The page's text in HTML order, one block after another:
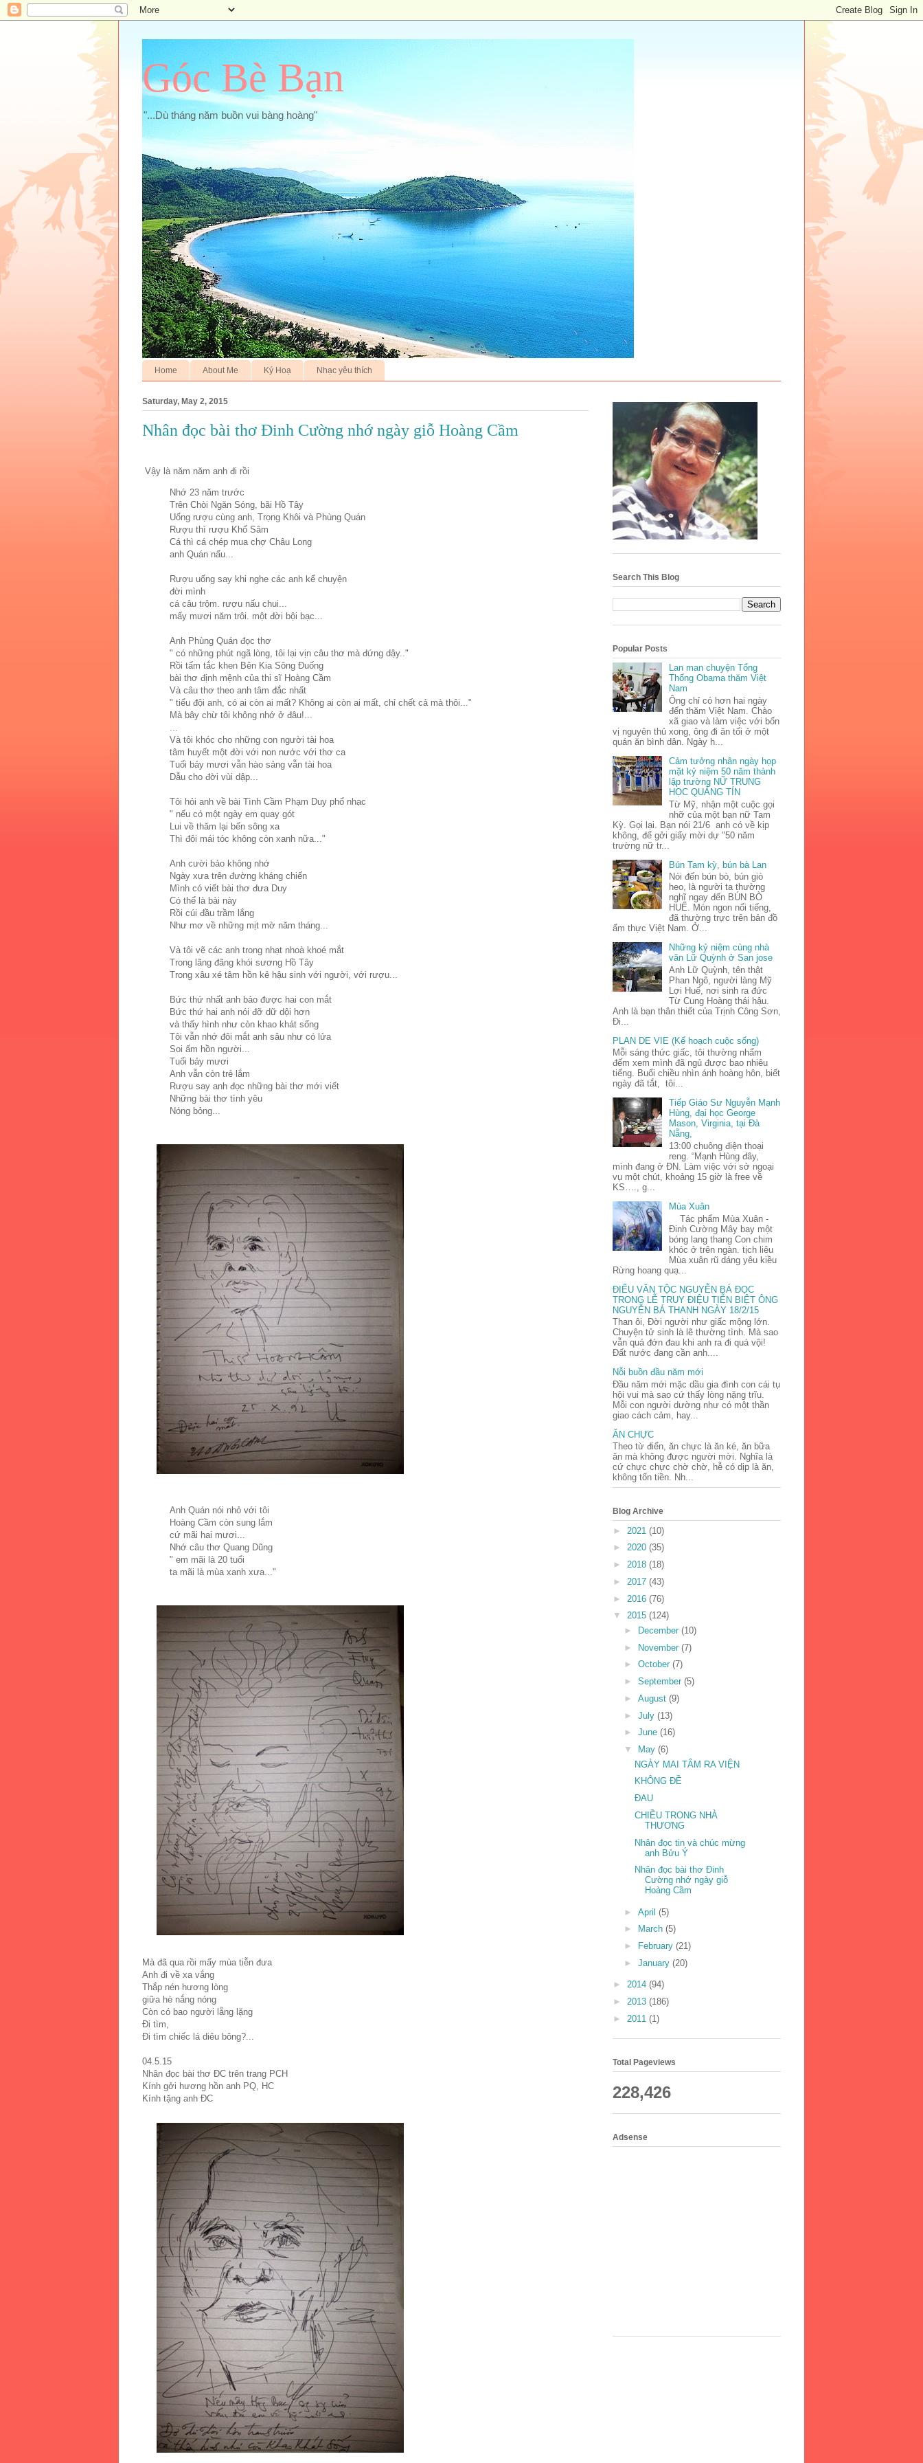
Góc Bè Bạn
"...Dù tháng năm buồn vui bàng hoàng"
Home About Me Ký Hoạ Nhạc yêu thích
Saturday, May 2, 2015
Nhân đọc bài thơ Đinh Cường nhớ ngày giỗ Hoàng Cầm
Vậy là năm năm anh đi rồi
Nhớ 23 năm trước
Trên Chòi Ngăn Sóng, bãi Hồ Tây
Uống rượu cùng anh, Trọng Khôi và Phùng Quán
Rượu thì rượu Khổ Sâm
Cá thì cá chép mua chợ Châu Long
anh Quán nấu...
Rượu uống say khi nghe các anh kể chuyện
đời mình
cá câu trộm. rượu nấu chui...
mấy mươi năm trôi. một đời bội bạc...
Anh Phùng Quán đọc thơ
" có những phút ngã lòng, tôi lại vịn câu thơ mà đứng dậy.."
Rồi tấm tắc khen Bên Kia Sông Đuống
bài thơ định mệnh của thi sĩ Hoàng Cầm
Và câu thơ theo anh tâm đắc nhất
" tiểu đội anh, có ai còn ai mất? Không ai còn ai mất, chỉ chết cả mà thôi..."
Mà bây chừ tôi không nhớ ở đâu!...
...
Và tôi khóc cho những con người tài hoa
tâm huyết một đời với non nước với thơ ca
Tuổi bảy mươi vẫn hào sảng vẫn tài hoa
Dẫu cho đời vùi dập...
Tôi hỏi anh về bài Tình Cầm Phạm Duy phổ nhạc
" nếu có một ngày em quay gót
Lui về thăm lại bến sông xa
Thì đôi mái tóc không còn xanh nữa..."
Anh cười bảo không nhớ
Ngày xưa trên đường kháng chiến
Mình có viết bài thơ đưa Duy
Có thể là bài này
Rồi cúi đầu trầm lắng
Như mơ về những mịt mờ năm tháng...
Và tôi vẽ các anh trong nhạt nhoà khoé mắt
Trong lãng đãng khói sương Hồ Tây
Trong xâu xé tâm hồn kẻ hậu sinh với người, với rượu...
Bức thứ nhất anh bảo được hai con mắt
Bức thứ hai anh nói đỡ dữ dội hơn
và thấy hình như còn khao khát sống
Tôi vẫn nhớ đôi mắt anh sâu như có lửa
Soi ấm hồn người...
Tuổi bảy mươi
Anh vẫn còn trẻ lắm
Rượu say anh đọc những bài thơ mới viết
Những bài thơ tình yêu
Nóng bỏng...
Anh Quán nói nhỏ với tôi
Hoàng Cầm còn sung lắm
cứ mãi hai mươi...
Nhớ câu thơ Quang Dũng
" em mãi là 20 tuổi
ta mãi là mùa xanh xưa..."
Mà đã qua rồi mấy mùa tiễn đưa
Anh đi về xa vắng
Thắp nén hương lòng
giữa hè nắng nóng
Còn có bao người lẵng lặng
Đi tìm,
Đi tìm chiếc lá diêu bông?...
04.5.15
Nhân đọc bài thơ ĐC trên trang PCH
Kính gởi hương hồn anh PQ, HC
Kính tặng anh ĐC
Search This Blog
Popular Posts
Lan man chuyện Tổng
Thống Obama thăm Việt
Nam
Ông chỉ có hơn hai ngày
đến thăm Việt Nam. Chào
xã giao và làm việc với bốn
vị nguyên thủ xong, ông đi ăn tối ở một
quán ăn bình dân. Ngày h...
Cảm tưởng nhân ngày họp
mặt kỷ niệm 50 năm thành
lập trường NỮ TRUNG
HỌC QUẢNG TÍN
Từ Mỹ, nhận một cuộc gọi
nhỡ của một bạn nữ Tam
Kỳ. Gọi lại. Bạn nói 21/6 anh có về kịp
không, để gởi giấy mời dự "50 năm
trường nữ tr...
Bún Tam kỳ, bún bà Lan
Nói đến bún bò, bún giò
heo, là người ta thường
nghĩ ngay đến BÚN BÒ
HUẾ. Món ngon nổi tiếng,
đã thường trực trên bản đồ
ẩm thực Việt Nam. Ở...
Những kỷ niệm cùng nhà
văn Lữ Quỳnh ở San jose
Anh Lữ Quỳnh, tên thật
Phan Ngô, người làng Mỹ
Lợi Huế, nơi sinh ra đức
Từ Cung Hoàng thái hậu.
Anh là bạn thân thiết của Trịnh Công Sơn,
Đi...
PLAN DE VIE (Kế hoạch cuộc sống)
Mỗi sáng thức giấc, tôi thường nhẩm
đếm xem mình đã ngủ được bao nhiêu
tiếng. Buổi chiều nhìn ánh hoàng hôn, biết
ngày đã tắt, tôi...
Tiếp Giáo Sư Nguyễn Mạnh
Hùng, đại học George
Mason, Virginia, tại Đà
Nẵng,
13:00 chuông điện thoại
reng. “Mạnh Hùng đây,
mình đang ở ĐN. Làm việc với sở ngoại
vụ một chút, khoảng 15 giờ là free về
KS…., g...
Mùa Xuân
Tác phẩm Mùa Xuân -
Đinh Cường Mây bay một
bóng lang thang Con chim
khóc ở trên ngàn. tịch liêu
Mùa xuân rũ dáng yêu kiều
Rừng hoang quạ...
ĐIẾU VĂN TỘC NGUYỄN BÁ ĐỌC
TRONG LỄ TRUY ĐIỆU TIỄN BIỆT ÔNG
NGUYỄN BÁ THANH NGÀY 18/2/15
Than ôi, Đời người như giấc mộng lớn.
Chuyện tử sinh là lẽ thường tình. Mà sao
vẫn quá đớn đau khi anh ra đi quá vội!
Đất nước đang cần anh....
Nỗi buồn đầu năm mới
Đầu năm mới mặc dầu gia đình con cái tụ
hội vui mà sao cứ thấy lòng nặng trĩu.
Mỗi con người dường như có một thần
giao cách cảm, hay...
ĂN CHỰC
Theo từ điển, ăn chực là ăn ké, ăn bữa
ăn mà không được người mời. Nghĩa là
cứ chực chực chờ chờ, hễ có dịp là ăn,
không tốn tiền. Nh...
Blog Archive
► 2021 (10)
► 2020 (35)
► 2018 (18)
► 2017 (43)
► 2016 (76)
▼ 2015 (124)
►
December (10)
► November (7)
► October (7)
► September (5)
► August (9)
► July (13)
► June (16)
▼
May (6)
NGÀY MAI TÂM RA VIỆN
KHÔNG ĐỀ
ĐAU
CHIỀU TRONG NHÀ
THƯƠNG
Nhân đọc tin và chúc mừng
anh Bửu Ý
Nhân đọc bài thơ Đinh
Cường nhớ ngày giỗ
Hoàng Cầm
► April (5)
►
March (5)
►
February (21)
► January (20)
► 2014 (94)
► 2013 (186)
► 2011 (1)
Total Pageviews
228,426
Adsense